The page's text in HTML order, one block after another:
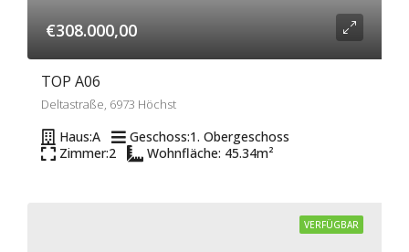
€308.000,00
TOP A06
Deltastraße, 6973 Höchst
Haus:A Geschoss:1. Obergeschoss
Zimmer:2 Wohnfläche: 45.34m²
VERFÜGBAR